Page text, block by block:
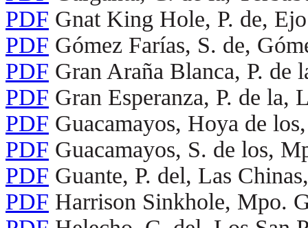
PDF Gnat King Hole, P. de,
PDF Gómez Farías, S. de,
PDF Gran Araña Blanca, P.
PDF Gran Esperanza, P. de la,
PDF Guacamayos, Hoya de
PDF Guacamayos, S. de los,
PDF Guante, P. del, Las
PDF Harrison Sinkhole, Mpo.